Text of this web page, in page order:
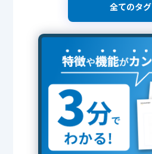
全てのタグ